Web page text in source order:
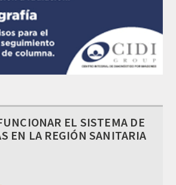
EL SISTEMA DE
EN LA REGIÓN SANITARIA